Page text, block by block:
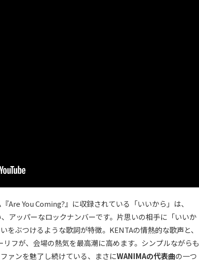
Are You Coming?』に収録されている「いいから」は、
アッパーなロックナンバーです。片思いの相手に「いいか
をぶつけるような歌詞が特徴。KENTAの情熱的な歌声と、
フが、会場の熱気を最高潮に高めます。シンプルながらも
ァンを魅了し続けている、まさにWANIMAの代表曲の一つ